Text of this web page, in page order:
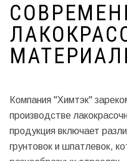
Компания "Химтэк"
производстве
продукция включает
грунтовок и шпатлевок,